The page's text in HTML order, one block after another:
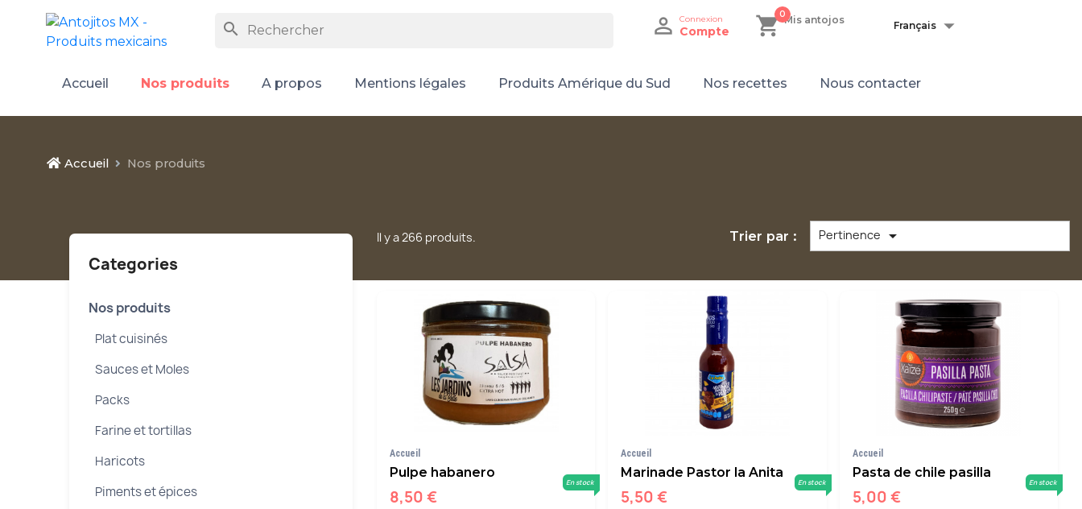
search  Connexion
Compte shopping_cart Mis antojos
0
Français 
Accueil Nos produits A propos Mentions légales Produits Amérique du Sud Nos recettes Nous contacter
Accueil Nos produits
Categories
Nos produits
Plat cuisinés
Sauces et Moles
Packs
Farine et tortillas
Haricots
Piments et épices
Il y a 266 produits. Trier par : Pertinence 
Accueil
Pulpe habanero
8,50 €
En stock
Accueil
Marinade Pastor la Anita
5,50 €
En stock
Accueil
Pasta de chile pasilla
5,00 €
En stock